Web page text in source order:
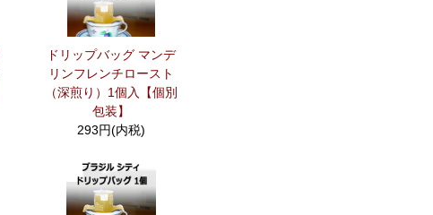
ドリップバッグ マンデ
リンフレンチロースト
（深煎り）1個入【個別
包装】
293円(内税)